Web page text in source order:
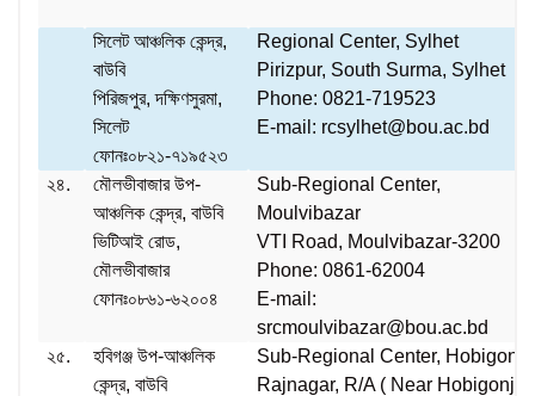
সিলেট আঞ্চলিক কেন্দ্র,
বাউবি
পিরিজপুর, দক্ষিণসুরমা,
সিলেট
ফোনঃ০৮২১-৭১৯৫২৩
Regional Center, Sylhet
Pirizpur, South Surma, Sylhet
Phone: 0821-719523
E-mail: rcsylhet@bou.ac.bd
২৪.
মৌলভীবাজার উপ-
আঞ্চলিক কেন্দ্র, বাউবি
ভিটিআই রোড,
মৌলভীবাজার
ফোনঃ০৮৬১-৬২০০৪
Sub-Regional Center,
Moulvibazar
VTI Road, Moulvibazar-3200
Phone: 0861-62004
E-mail:
srcmoulvibazar@bou.ac.bd
২৫.
হবিগঞ্জ উপ-আঞ্চলিক
কেন্দ্র, বাউবি
Sub-Regional Center, Hobigonj
Rajnagar, R/A ( Near Hobigonj